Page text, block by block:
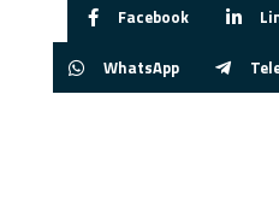
Facebook
WhatsApp